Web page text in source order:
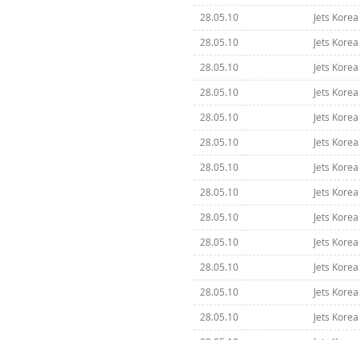
28.05.10
Jets
28.05.10
Jets
28.05.10
Jets
28.05.10
Jets
28.05.10
Jets
28.05.10
Jets
28.05.10
Jets
28.05.10
Jets
28.05.10
Jets
28.05.10
Jets
28.05.10
Jets
28.05.10
Jets
28.05.10
Jets